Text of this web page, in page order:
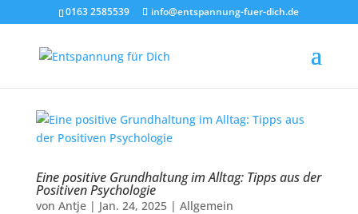
0163 2585539 info@entspannung-fuer-dich.de
Eine positive Grundhaltung im Alltag: Tipps aus der
Positiven Psychologie
von Antje| Jan. 24, 2025| Allgemein